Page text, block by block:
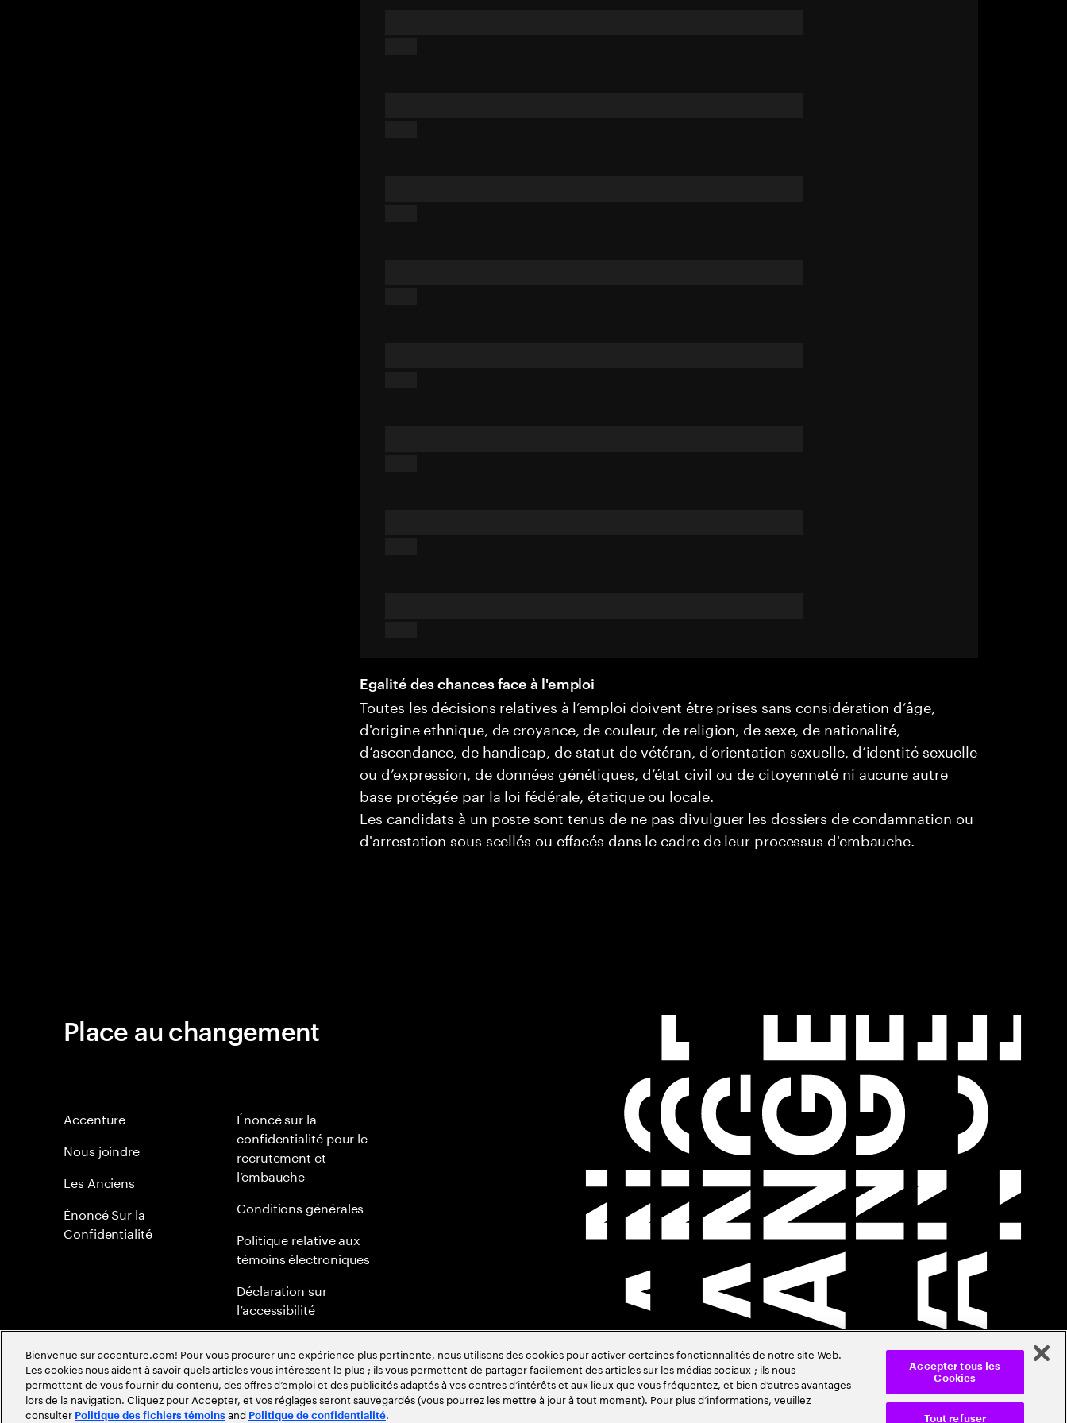
Egalité des chances face à l'emploi
Toutes les décisions relatives à l’emploi doivent être prises sans considération d’âge,
d'origine ethnique, de croyance, de couleur, de religion, de sexe, de nationalité,
d’ascendance, de handicap, de statut de vétéran, d’orientation sexuelle, d’identité sexuelle
ou d’expression, de données génétiques, d’état civil ou de citoyenneté ni aucune autre
base protégée par la loi fédérale, étatique ou locale.
Les candidats à un poste sont tenus de ne pas divulguer les dossiers de condamnation ou
d'arrestation sous scellés ou effacés dans le cadre de leur processus d'embauche.
Place au changement
Accenture
Nous joindre
Les Anciens
Énoncé Sur la
Confidentialité
Énoncé sur la
confidentialité pour le
recrutement et
l’embauche
Conditions générales
Politique relative aux
témoins électroniques
Déclaration sur
l’accessibilité
Politique mondiale de
méritocratie
Bienvenue sur accenture.com! Pour vous procurer une expérience plus pertinente, nous utilisons des cookies pour activer certaines fonctionnalités de notre site Web.
Les cookies nous aident à savoir quels articles vous intéressent le plus ; ils vous permettent de partager facilement des articles sur les médias sociaux ; ils nous
permettent de vous fournir du contenu, des offres d’emploi et des publicités adaptés à vos centres d’intérêts et aux lieux que vous fréquentez, et bien d’autres avantages
lors de la navigation. Cliquez pour Accepter, et vos réglages seront sauvegardés (vous pourrez les mettre à jour à tout moment). Pour plus d’informations, veuillez
consulter Politique des fichiers témoins and Politique de confidentialité. Tout refuser
Accepter tous les
Cookies